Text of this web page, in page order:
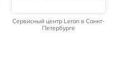
Сервисный центр Leran в Санкт-
Петербурге